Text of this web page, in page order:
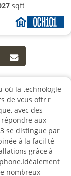
sqft
où la technologie
de vous offrir
avec des
aux
se distingue par
à la facilité
grâce à
nombreux